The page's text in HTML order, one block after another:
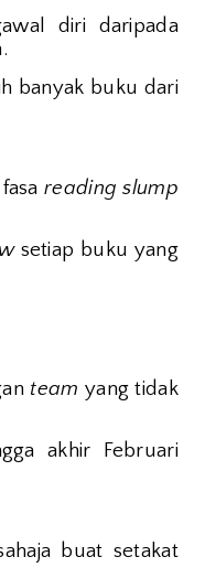
diri daripada
banyak buku dari
fasareading slump
setiap buku yang
team yang tidak
akhir Februari
buat setakat